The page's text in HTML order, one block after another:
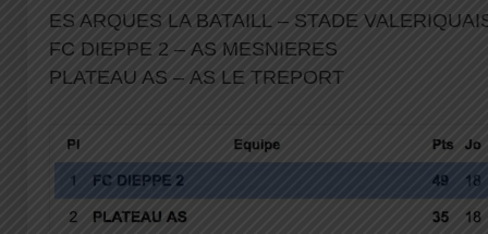
ES ARQUES LA BATAILL – STADE
FC DIEPPE 2 – AS MESNIERES
PLATEAU AS – AS LE TREPORT